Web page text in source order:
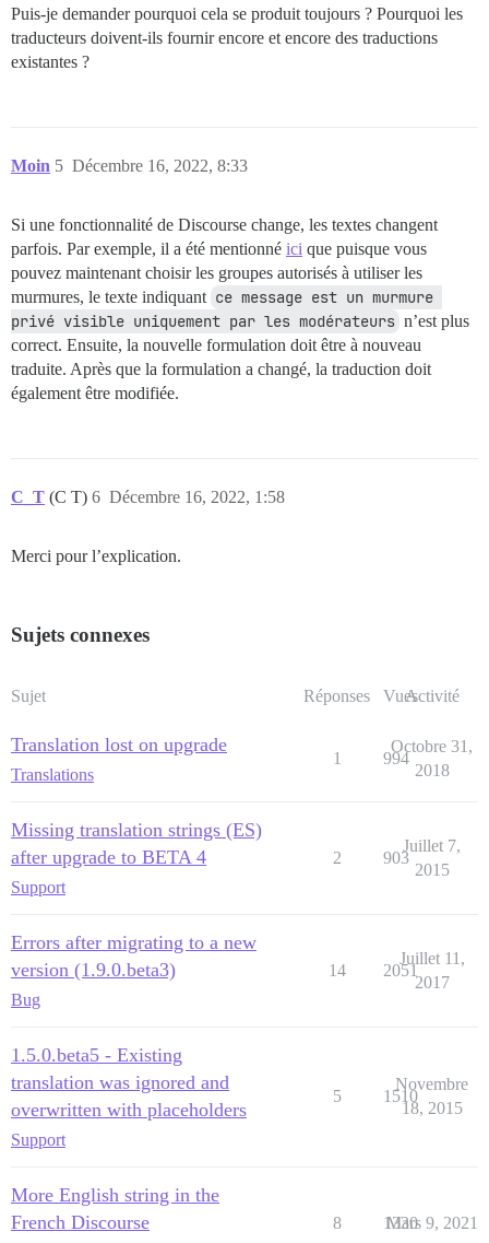
Puis-je demander pourquoi cela se produit toujours ? Pourquoi les
traducteurs doivent-ils fournir encore et encore des traductions
existantes ?
Moin Décembre 16, 2022, 8:33
5
Si une fonctionnalité de Discourse change, les textes changent
parfois. Par exemple, il a été mentionné ici que puisque vous
pouvez maintenant choisir les groupes autorisés à utiliser les
murmures, le texte indiquant ce message est un murmure
privé visible uniquement par les modérateurs n’est plus
correct. Ensuite, la nouvelle formulation doit être à nouveau
traduite. Après que la formulation a changé, la traduction doit
également être modifiée.
C_T (C T) Décembre 16, 2022, 1:58
6
Merci pour l’explication.
Sujets connexes
Sujet Réponses VuesActivité
Translation lost on upgrade
Translations
1 994
Octobre 31,
2018
Missing translation strings (ES)
after upgrade to BETA 4
Support
2 903
Juillet 7,
2015
Errors after migrating to a new
version (1.9.0.beta3)
Bug
14 2051
Juillet 11,
2017
1.5.0.beta5 - Existing
translation was ignored and
overwritten with placeholders
Support
5 1510
Novembre
18, 2015
More English string in the
French Discourse
8 1330
Mars 9, 2021